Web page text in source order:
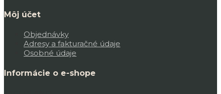
Môj účet
Objednávky
Adresy a fakturačné údaje
Osobné údaje
Informácie o e-shope